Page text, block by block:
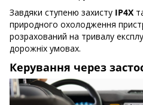
Завдяки ступеню захисту IP4X
природного охолодження
розрахований на тривалу
дорожніх умовах.
Керування через